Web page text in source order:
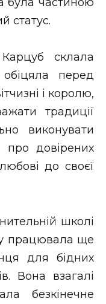
статус.
склала
перед
і королю,
традиції
виконувати
про довірених
до своєї
школі
працювала ще
для бідних
Вона взагалі
безкінечне